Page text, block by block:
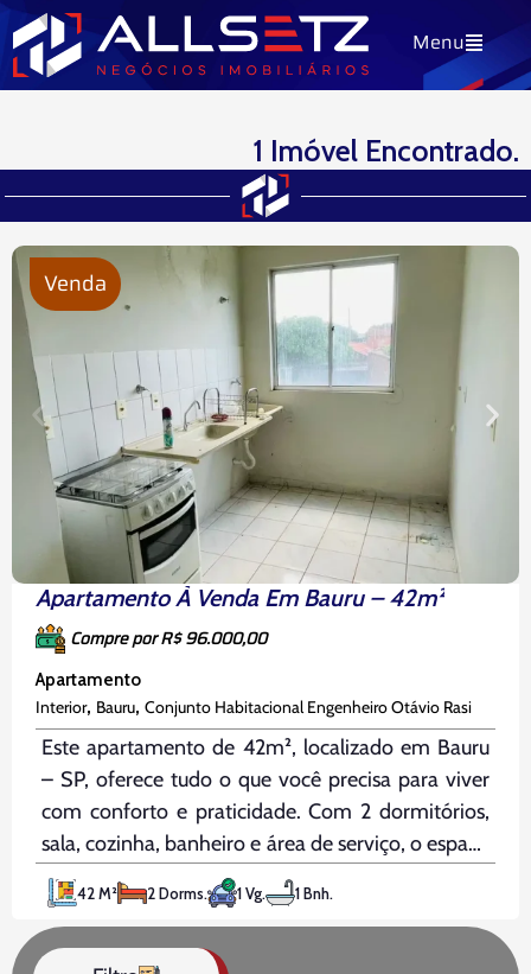
para
o
Menu
1 Imóvel Encontrado.
Apartamento À Venda Em Bauru – 42m²
Compre por R$ 96.000,00
Apartamento
Interior, Bauru, Conjunto Habitacional Engenheiro Otávio Rasi
Este apartamento de 42m², localizado em Bauru
– SP, oferece tudo o que você precisa para viver
com conforto e praticidade. Com 2 dormitórios,
sala, cozinha, banheiro e área de serviço, o espaço
é ideal para quem busca funcionalidade e
conforto. Além disso, conta com 1 vaga de
automóvel,
Venda
42 M² 2 Dorms. 1 Vg. 1 Bnh.